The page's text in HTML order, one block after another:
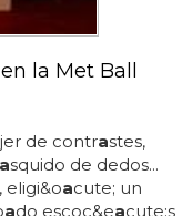
la Met Ball
de contrastes,
asquido de dedos...
eligi&oacute; un
ado escoc&eacute;s